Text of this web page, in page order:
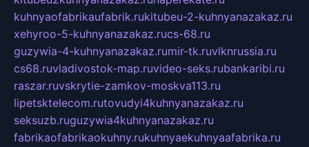
kuhnyaofabrikaufabrik.rukitubeu-2-kuhnyanazakaz.ru
xehyroo-5-kuhnyanazakaz.rucs-68.ru
guzywia-4-kuhnyanazakaz.rumir-tk.ruvlknrussia.ru
cs68.ruvladivostok-map.ruvideo-seks.rubankaribi.ru
raszar.ruvskrytie-zamkov-moskva113.ru
lipetsktelecom.rutovudyi4kuhnyanazakaz.ru
seksuzb.ruguzywia4kuhnyanazakaz.ru
fabrikaofabrikaokuhny.rukuhnyaekuhnyaafabrika.ru